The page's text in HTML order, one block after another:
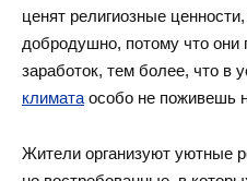
ценят религиозные
добродушно, потому что они
заработок, тем более, что в
климата особо не поживешь
Жители организуют уютные